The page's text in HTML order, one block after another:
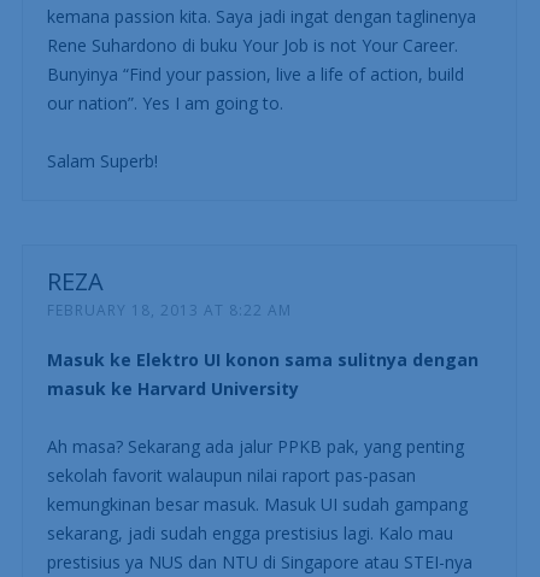
kemana passion kita. Saya jadi ingat dengan taglinenya
Rene Suhardono di buku Your Job is not Your Career.
Bunyinya “Find your passion, live a life of action, build
our nation”. Yes I am going to.
Salam Superb!
REZA
FEBRUARY 18, 2013 AT 8:22 AM
Masuk ke Elektro UI konon sama sulitnya dengan
masuk ke Harvard University
Ah masa? Sekarang ada jalur PPKB pak, yang penting
sekolah favorit walaupun nilai raport pas-pasan
kemungkinan besar masuk. Masuk UI sudah gampang
sekarang, jadi sudah engga prestisius lagi. Kalo mau
prestisius ya NUS dan NTU di Singapore atau STEI-nya